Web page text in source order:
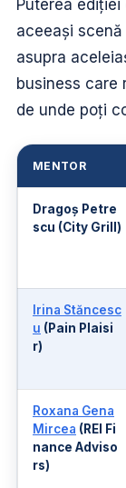
Puterea
aceeași
asupra
business
de unde poți
MENTOR
Dragoș Petre
scu (City Grill)
Irina Stăncesc
u (Pain Plaisi
r)
Roxana Gena
Mircea (REI Fi
nance Adviso
rs)